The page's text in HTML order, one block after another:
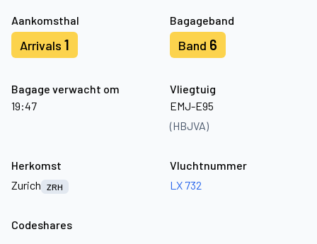
Aankomsthal
Arrivals 1
Bagageband
Band 6
Bagage verwacht om
19:47
Vliegtuig
EMJ-E95
(HBJVA)
Herkomst
Zurich
ZRH
Vluchtnummer
LX 732
Codeshares